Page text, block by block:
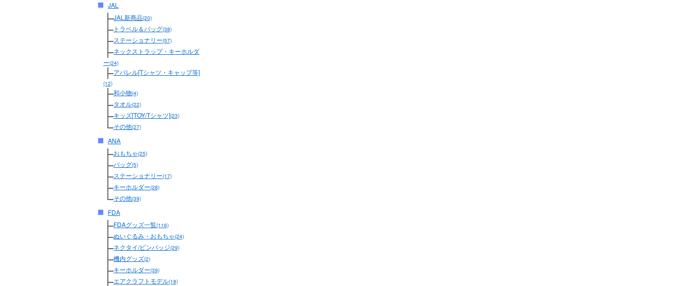
JAL
JAL新商品(20)
トラベル＆バッグ(38)
ステーショナリー(57)
ネックストラップ・キーホルダ
ー(24)
アパレル[Tシャツ・キャップ等]
(12)
和小物(4)
タオル(22)
キッズ[TOY/Tシャツ](23)
その他(27)
ANA
おもちゃ(25)
バッグ(5)
ステーショナリー(17)
キーホルダー(28)
その他(39)
FDA
FDAグッズ一覧(116)
ぬいぐるみ・おもちゃ(24)
ネクタイ/ピンバッジ(29)
機内グッズ(2)
キーホルダー(39)
エアクラフトモデル(18)